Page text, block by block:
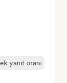
yanıt oranı